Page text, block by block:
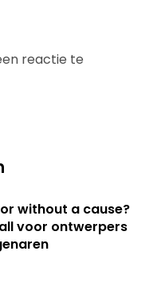
reactie te
without a cause?
voor ontwerpers